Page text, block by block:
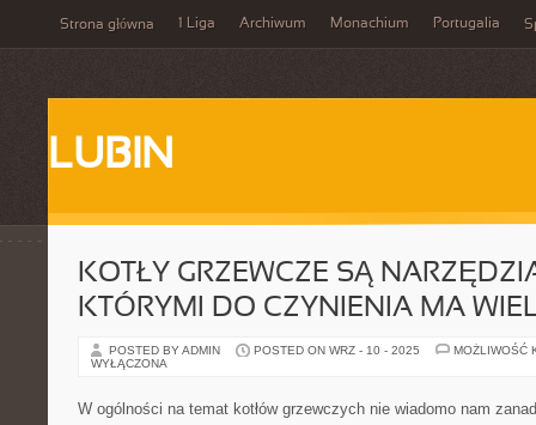
Strona główna 1 Liga Archiwum Monachium Portugalia
LUBIN
KOTŁY GRZEWCZE SĄ
KTÓRYMI DO CZYNIENIA MA
POSTED BY ADMIN POSTED ON WRZ - 10 - 2025
MOŻLIWOŚĆ
WYŁĄCZONA
W ogólności na temat kotłów grzewczych nie wiadomo nam